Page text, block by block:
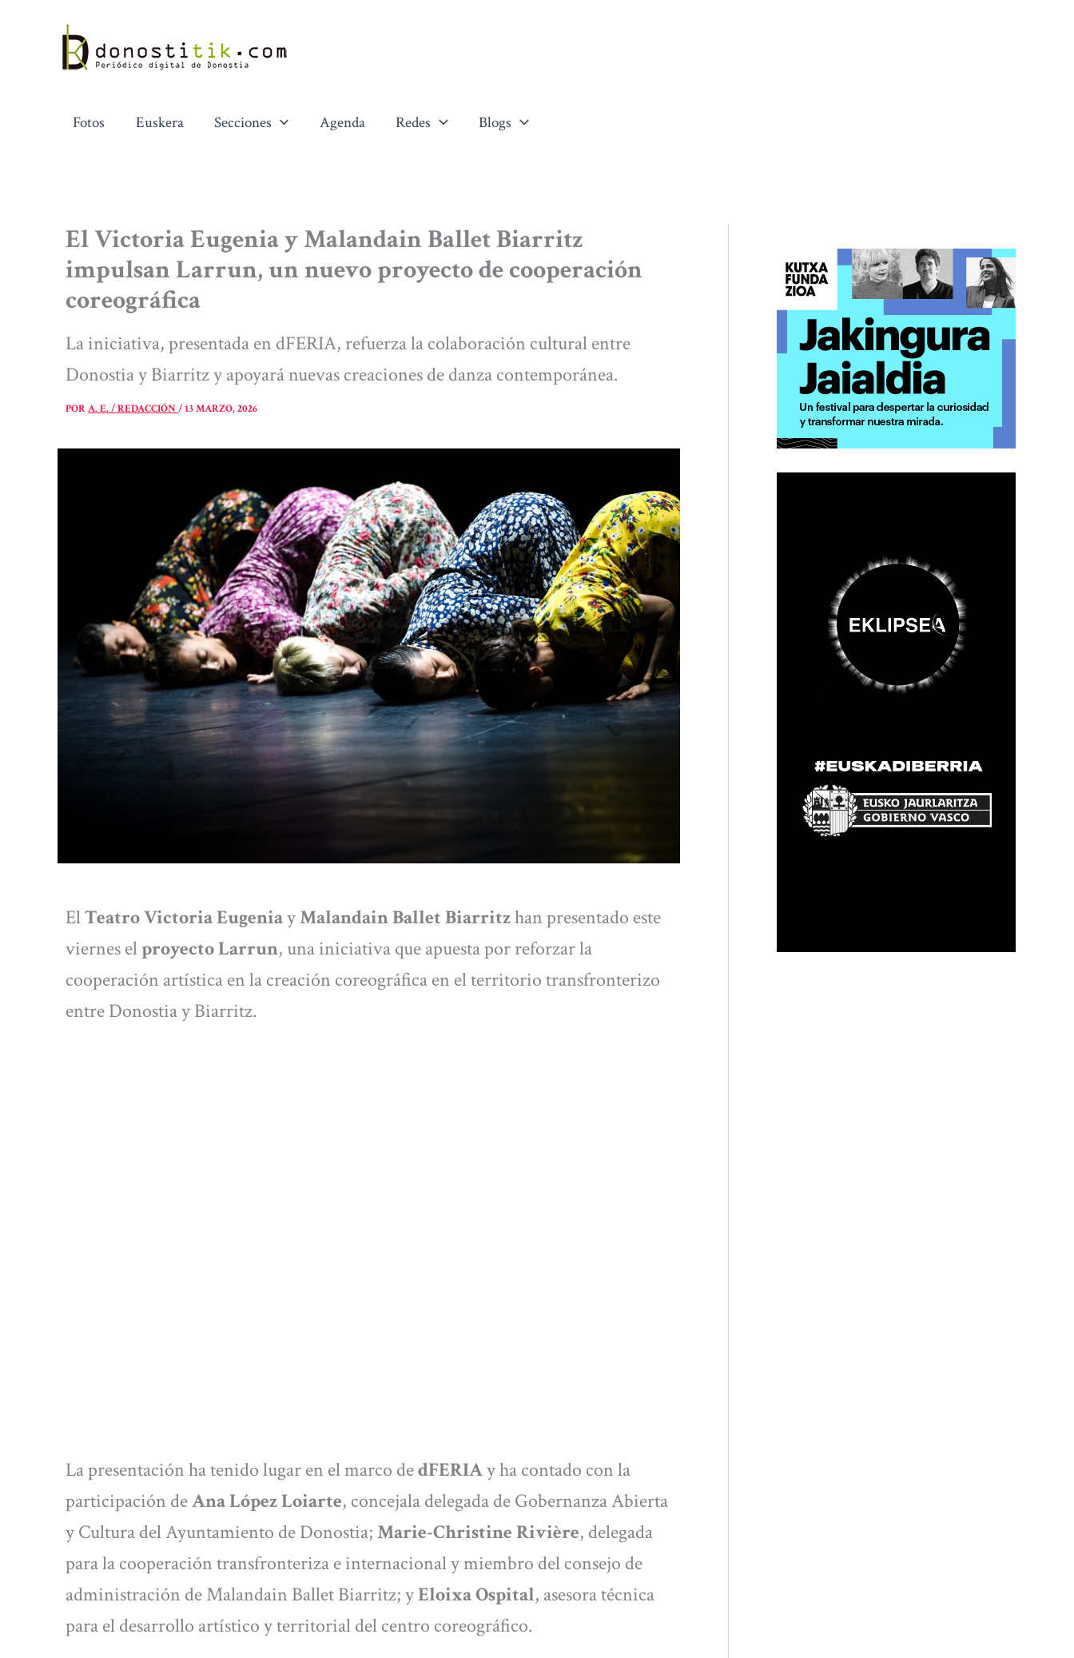
contenido
Fotos Euskera Secciones Agenda Redes Blogs
El Victoria Eugenia y Malandain Ballet Biarritz
impulsan Larrun, un nuevo proyecto de cooperación
coreográfica
La iniciativa, presentada en dFERIA, refuerza la colaboración cultural entre
Donostia y Biarritz y apoyará nuevas creaciones de danza contemporánea.
PORA. E. / REDACCIÓN/13 MARZO, 2026
ElTeatro Victoria EugeniayMalandain Ballet Biarritzhan presentado este
viernes elproyecto Larrun, una iniciativa que apuesta por reforzar la
cooperación artística en la creación coreográfica en el territorio transfronterizo
entre Donostia y Biarritz.
La presentación ha tenido lugar en el marco dedFERIAy ha contado con la
participación deAna López Loiarte, concejala delegada de Gobernanza Abierta
y Cultura del Ayuntamiento de Donostia;Marie-Christine Rivière, delegada
para la cooperación transfronteriza e internacional y miembro del consejo de
administración de Malandain Ballet Biarritz; yEloixa Ospital, asesora técnica
para el desarrollo artístico y territorial del centro coreográfico.